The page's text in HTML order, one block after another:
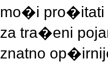
mo�i pro�itati
za tra�eni
znatno